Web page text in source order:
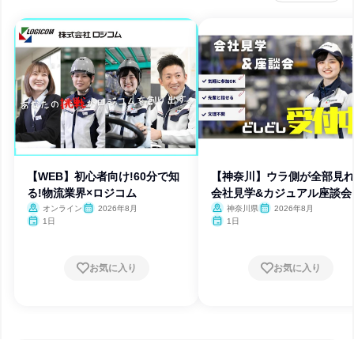
【WEB】初心者向け!60分で知
る!物流業界×ロジコム
オンライン
2026年8月
1日
お気に入り
【神奈川】ウラ側が全部見
会社見学&カジュアル座談会
神奈川県
2026年8月
1日
お気に入り